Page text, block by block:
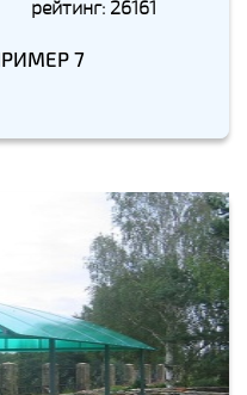
рейтинг: 26161
7